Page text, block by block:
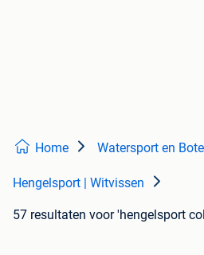
Home Watersport en
Hengelsport | Witvissen
57 resultaten voor 'hengelsport